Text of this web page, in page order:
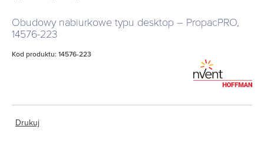
Obudowy nabiurkowe typu desktop – PropacPRO,
14576-223
Kod produktu: 14576-223
Drukuj